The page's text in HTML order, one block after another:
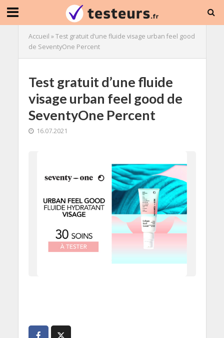
Accueil »Test gratuit d’une fluide visage urban feel good
de SeventyOne Percent
Test gratuit d’une fluide
visage urban feel good de
SeventyOne Percent
16.07.2021